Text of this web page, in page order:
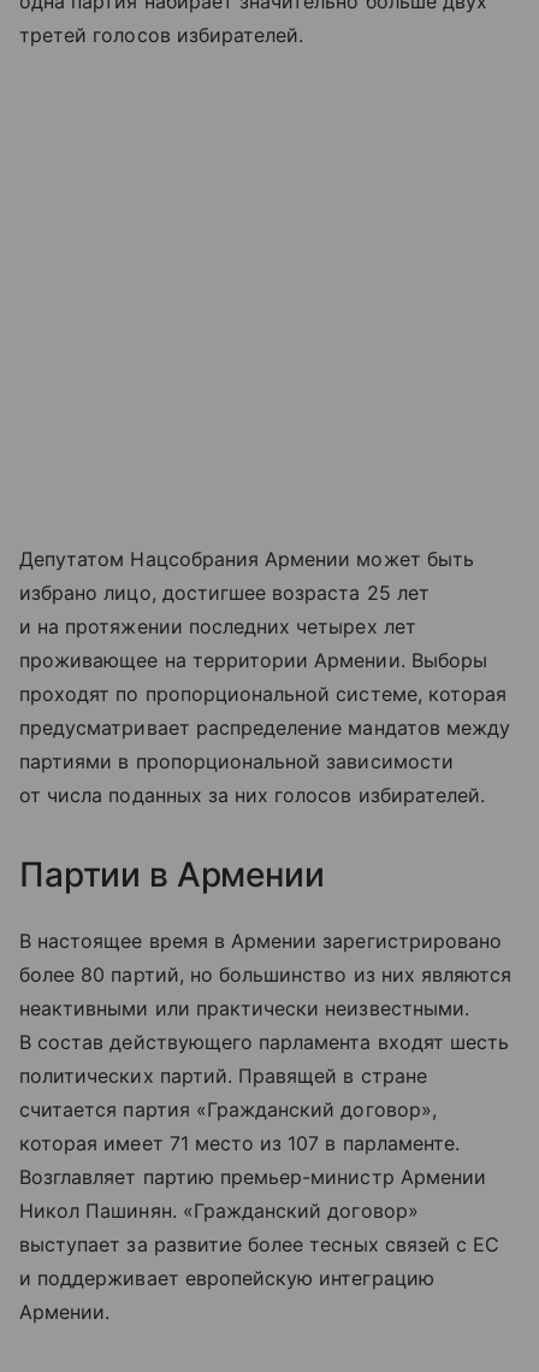
третей голосов избирателей.
Депутатом Нацсобрания Армении может быть
избрано лицо, достигшее возраста 25 лет
и на протяжении последних четырех лет
проживающее на территории Армении. Выборы
проходят по пропорциональной системе, которая
предусматривает распределение мандатов между
партиями в пропорциональной зависимости
от числа поданных за них голосов избирателей.
Партии в Армении
В настоящее время в Армении зарегистрировано
более 80 партий, но большинство из них являются
неактивными или практически неизвестными.
В состав действующего парламента входят шесть
политических партий. Правящей в стране
считается партия «Гражданский договор»,
которая имеет 71 место из 107 в парламенте.
Возглавляет партию премьер-министр Армении
Никол Пашинян. «Гражданский договор»
выступает за развитие более тесных связей с ЕС
и поддерживает европейскую интеграцию
Армении.